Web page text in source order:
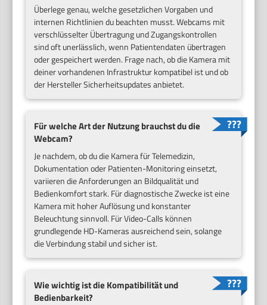
Überlege genau, welche gesetzlichen Vorgaben und
internen Richtlinien du beachten musst. Webcams mit
verschlüsselter Übertragung und Zugangskontrollen
sind oft unerlässlich, wenn Patientendaten übertragen
oder gespeichert werden. Frage nach, ob die Kamera mit
deiner vorhandenen Infrastruktur kompatibel ist und ob
der Hersteller Sicherheitsupdates anbietet.
Für welche Art der Nutzung brauchst du die
Webcam?
Je nachdem, ob du die Kamera für Telemedizin,
Dokumentation oder Patienten-Monitoring einsetzt,
variieren die Anforderungen an Bildqualität und
Bedienkomfort stark. Für diagnostische Zwecke ist eine
Kamera mit hoher Auflösung und konstanter
Beleuchtung sinnvoll. Für Video-Calls können
grundlegende HD-Kameras ausreichend sein, solange
die Verbindung stabil und sicher ist.
Wie wichtig ist die Kompatibilität und
Bedienbarkeit?